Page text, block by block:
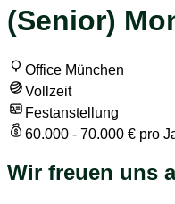
(Senior)
Office München
Vollzeit
Festanstellung
60.000 - 70.000 € pro
Wir freuen uns